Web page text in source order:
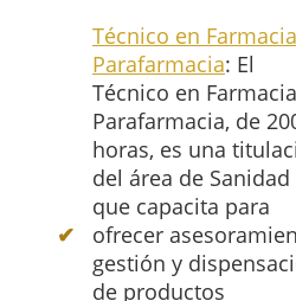
Técnico en
Parafarmacia: El
Técnico en
Parafarmacia, de
horas, es una
del área de Sanidad
que capacita para
ofrecer
gestión y
de productos